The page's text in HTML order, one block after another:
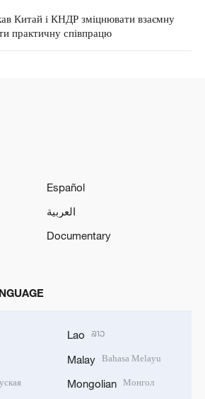
Китай і КНДР зміцнювати взаємну
практичну співпрацю
Español
العربية
Documentary
Lao ລາວ
Malay Bahasa Melayu
Mongolian Монгол